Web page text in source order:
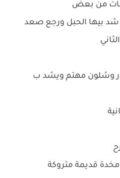
من بعض
بيها الحبل ورجع صعد
وشلون مهتم ويشد ب
قديمة متروكة